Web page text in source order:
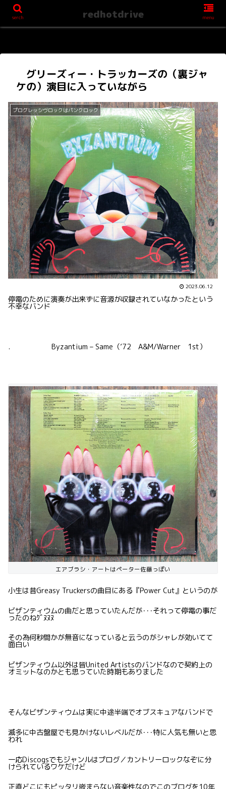
グリーズィー・トラッカーズの（裏ジャ
ケの）演目に入っていながら
プログレッシヴロックはパンクロック
2023.06.12
停電のために演奏が出来ずに音源が収録されていなかったという
不幸なバンド
. Byzantium – Same（’72 A&M/Warner 1st）
エアブラシ・アートはペーター佐藤っぽい
小生は昔Greasy Truckersの曲目にある『Power Cut』というのが
ビザンティウムの曲だと思っていたんだが･･･それって停電の事だ
ったのねｸﾞﾇﾇﾇ
その為何秒間かが無音になっていると云うのがシャレが効いてて
面白い
ビザンティウム以外は皆United Artistsのバンドなので契約上の
オミットなのかとも思っていた時期もありました
そんなビザンティウムは実に中途半端でオブスキュアなバンドで
滅多に中古盤屋でも見かけないレベルだが･･･特に人気も無いと思
われ
一応Discogsでもジャンルはプログ／カントリーロックなぞに分
けられているワケだけど
正直どこにもピッタリ嵌まらない音楽性なのでこのブログを10年
serch redhotdrive menu